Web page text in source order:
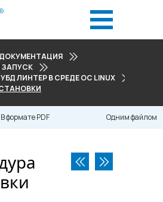
ДОКУМЕНТАЦИЯ
ЛИНТЕР В СРЕДЕ ОС LINUX
В формате PDF Одним файлом